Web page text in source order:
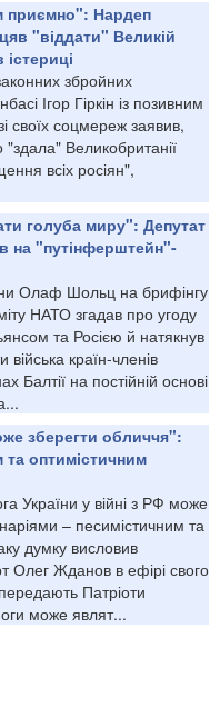
приємно": Нардеп
"віддати" Великій
збройних
Ігор Гіркін із позивним
своїх соцмереж заявив,
"здала" Великобританії
всіх росіян",
голуба миру": Депутат
на "путінферштейн"-
Олаф Шольц на брифінгу
НАТО згадав про угоду
та Росією й натякнув
країн-членів
Балтії на постійній основі
зберегти обличчя":
оптимістичним
України у війні з РФ може
– песимістичним та
думку висловив
Олег Жданов в ефірі свого
Патріоти
може являт...